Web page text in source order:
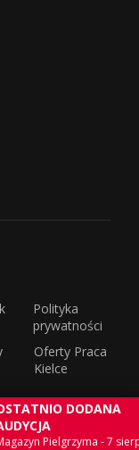
DODANA
Pielgrzyma - 7
Polityka
prywatności
Oferty Praca
Kielce